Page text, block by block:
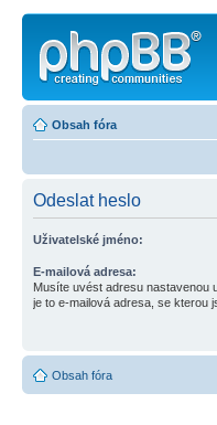
Obsah fóra
Odeslat heslo
Uživatelské jméno:
E-mailová adresa:
Musíte uvést adresu nastavenou
je to e-mailová adresa, se kterou
Obsah fóra